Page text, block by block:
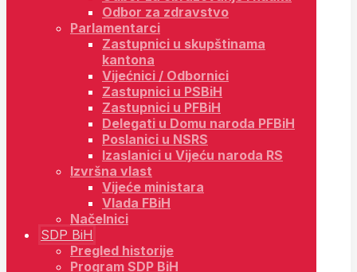
Odbor za zdravstvo
Parlamentarci
Zastupnici u skupštinama
kantona
Vijećnici / Odbornici
Zastupnici u PSBiH
Zastupnici u PFBiH
Delegati u Domu naroda PFBiH
Poslanici u NSRS
Izaslanici u Vijeću naroda RS
Izvršna vlast
Vijeće ministara
Vlada FBiH
Načelnici
SDP BiH
Pregled historije
Program SDP BiH